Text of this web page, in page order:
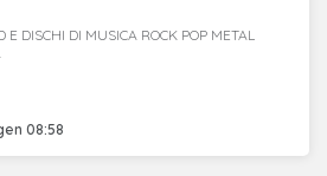
08:58
E DISCHI DI MUSICA ROCK POP METAL